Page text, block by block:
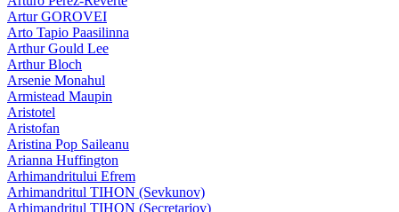
Artur GOROVEI
Arto Tapio Paasilinna
Arthur Gould Lee
Arthur Bloch
Arsenie Monahul
Armistead Maupin
Aristotel
Aristofan
Aristina Pop Saileanu
Arianna Huffington
Arhimandritului Efrem
Arhimandritul TIHON (Sevkunov)
Arhimandritul TIHON (Secretariov)